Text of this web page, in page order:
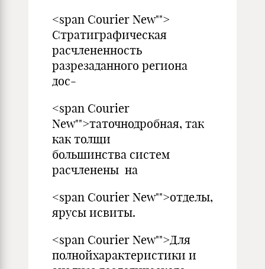
<span Courier New"">
Стратиграфическая
расчлененность
разрезаданного региона
дос-
<span Courier
New"">таточнодробная, так
как толщи
большинства систем
расчленены на
<span Courier New"">отделы,
ярусы исвиты.
<span Courier New"">Для
полнойхарактеристики и